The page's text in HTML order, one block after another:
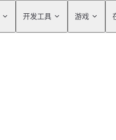
开发工具 游戏